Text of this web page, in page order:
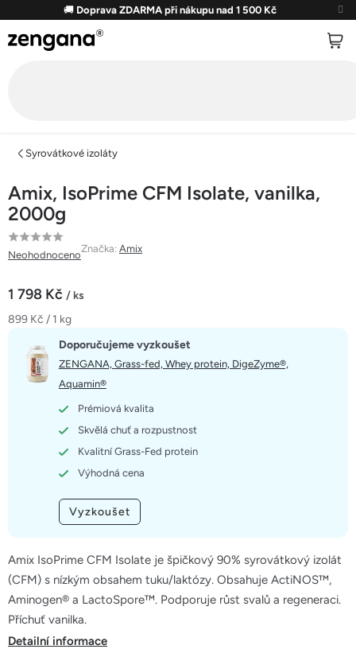
obsah
🚚 Doprava ZDARMA při nákupu nad 1 500 Kč
Syrovátkové izoláty
Amix, IsoPrime CFM Isolate, vanilka,
2000g
Průměrné
hodnocení
je
0,0
hvězdiček.
Neohodnoceno
Značka: Amix
1 798 Kč / ks
Měrná
899 Kč / 1 kg
Amix IsoPrime CFM Isolate je špičkový 90% syrovátkový izolát
(CFM) s nízkým obsahem tuku/laktózy. Obsahuje ActiNOS™,
Aminogen® a LactoSpore™. Podporuje růst svalů a regeneraci.
Příchuť vanilka.
Doporučujeme vyzkoušet
ZENGANA, Grass-fed, Whey protein, DigeZyme®,
Aquamin®
Prémiová kvalita
Skvělá chuť a rozpustnost
Kvalitní Grass-Fed protein
Výhodná cena
Vyzkoušet
Detailní informace